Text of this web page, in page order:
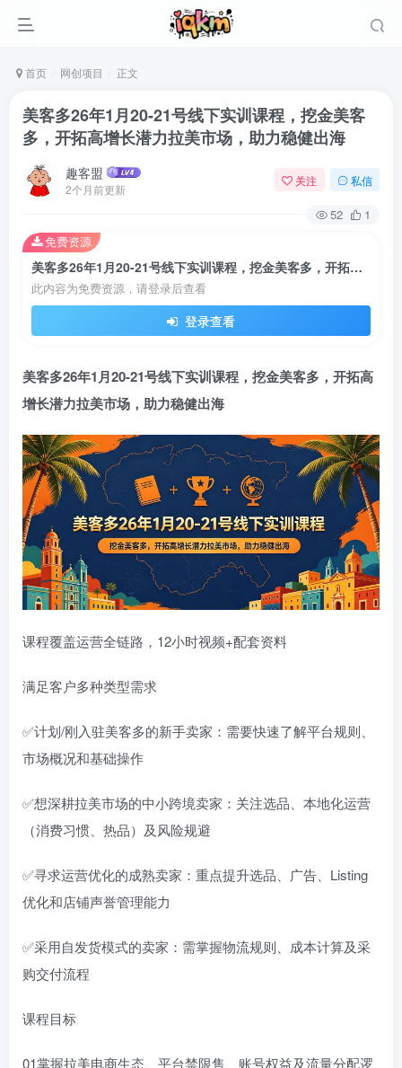
首页 网创项目 正文
美客多26年1月20-21号线下实训课程，挖金美客
多，开拓高增长潜力拉美市场，助力稳健出海
趣客盟
2个月前更新
关注 私信
52 1
美客多26年1月20-21号线下实训课程，挖金美客多，开拓高增长潜力拉美市场，助力稳健出海
此内容为免费资源，请登录后查看
登录查看
免费资源
美客多26年1月20-21号线下实训课程，挖金美客多，开拓高
增长潜力拉美市场，助力稳健出海
课程覆盖运营全链路，12小时视频+配套资料
满足客户多种类型需求
✅计划/刚入驻美客多的新手卖家：需要快速了解平台规则、
市场概况和基础操作
✅想深耕拉美市场的中小跨境卖家：关注选品、本地化运营
（消费习惯、热品）及风险规避
✅寻求运营优化的成熟卖家：重点提升选品、广告、Listing
优化和店铺声誉管理能力
✅采用自发货模式的卖家：需掌握物流规则、成本计算及采
购交付流程
课程目标
01掌握拉美电商生态、平台禁限售、账号权益及流量分配逻
登录
没有账号？立即注册
用户名或邮箱
记住登录 找回密码
登录
社交账号登录
QQ登录